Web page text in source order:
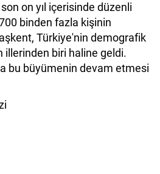
on yıl içerisinde düzenli
binden fazla kişinin
Türkiye'nin demografik
illerinden biri haline geldi.
bu büyümenin devam etmesi